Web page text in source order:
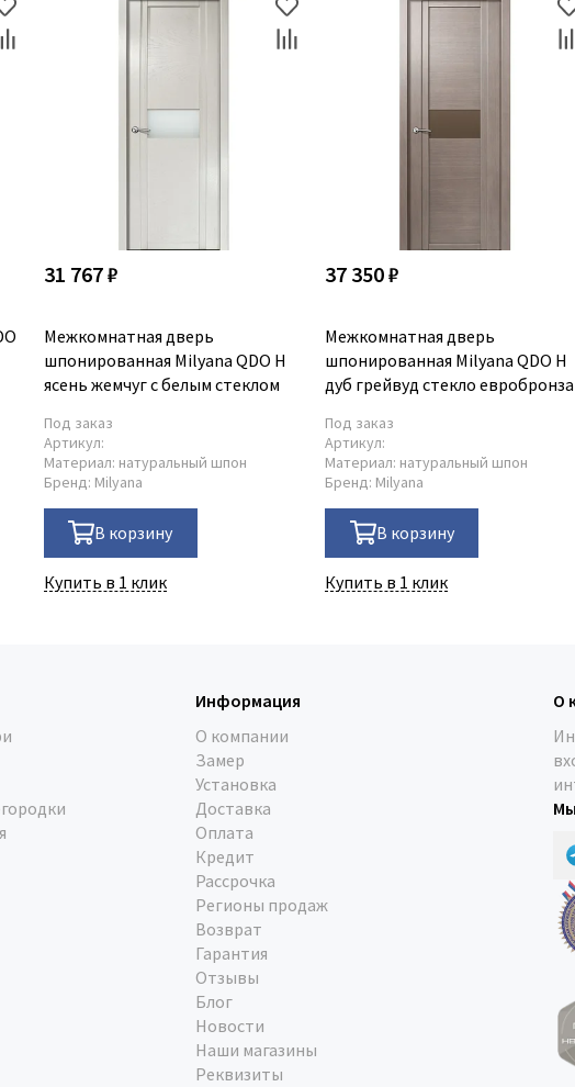
31 767 ₽
Межкомнатная дверь
шпонированная Milyana QDO H
ясень жемчуг с белым стеклом
Под заказ
Артикул:
Материал: натуральный шпон
Бренд: Milyana
В корзину
Купить в 1 клик
37 350 ₽
Межкомнатная дверь
шпонированная Milyana QDO H
дуб грейвуд стекло евробронза
Под заказ
Артикул:
Материал: натуральный шпон
Бренд: Milyana
В корзину
Купить в 1 клик
Информация
О компании
Замер
Установка
Доставка
Оплата
Кредит
Рассрочка
Регионы продаж
Возврат
Гарантия
Отзывы
Блог
Новости
Наши магазины
Реквизиты
О